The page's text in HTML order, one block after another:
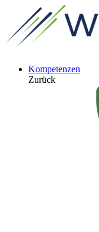
Kompetenzen
Zurück